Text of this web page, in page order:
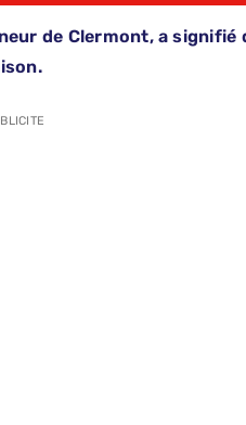
de Clermont, a signifié